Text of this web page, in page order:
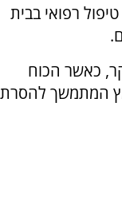
רפואי בבית
כאשר הכוח
המתמשך להסרת